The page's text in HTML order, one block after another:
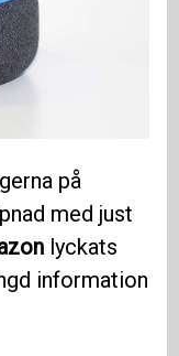
på
med just
lyckats
information